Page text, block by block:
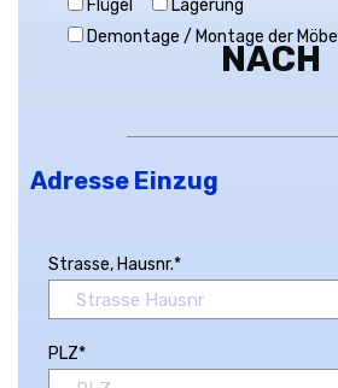
Flügel
Lagerung
Demontage / Montage der Möbel
NACH
Adresse Einzug
Strasse, Hausnr.*
PLZ*